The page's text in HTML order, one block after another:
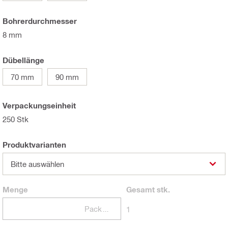
Bohrerdurchmesser
8 mm
Dübellänge
70 mm
90 mm
Verpackungseinheit
250 Stk
Produktvarianten
Bitte auswählen
Menge Gesamtstk.
1